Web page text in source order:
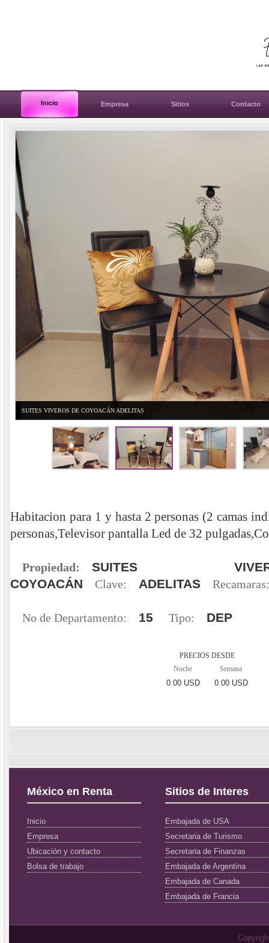
Inicio Empresa Sitios Contacto
SUITES VIVEROS DE COYOACÁN ADELITAS
Habitacion para 1 y hasta 2 personas (2 camas
personas,Televisor pantalla Led de 32
Propiedad:
SUITES
COYOACÁN
Clave: ADELITAS Recamaras:
No de Departamento: 15 Tipo: DEP
PRECIOS DESDE
Noche
Semana
0.00 USD 0.00 USD
México en Renta
Inicio
Empresa
Ubicación y contacto
Bolsa de trabajo
Sitios de Interes
Embajada de USA
Secretaria de Turismo
Secretaria de Finanzas
Embajada de Argentina
Embajada de Canada
Embajada de Francia